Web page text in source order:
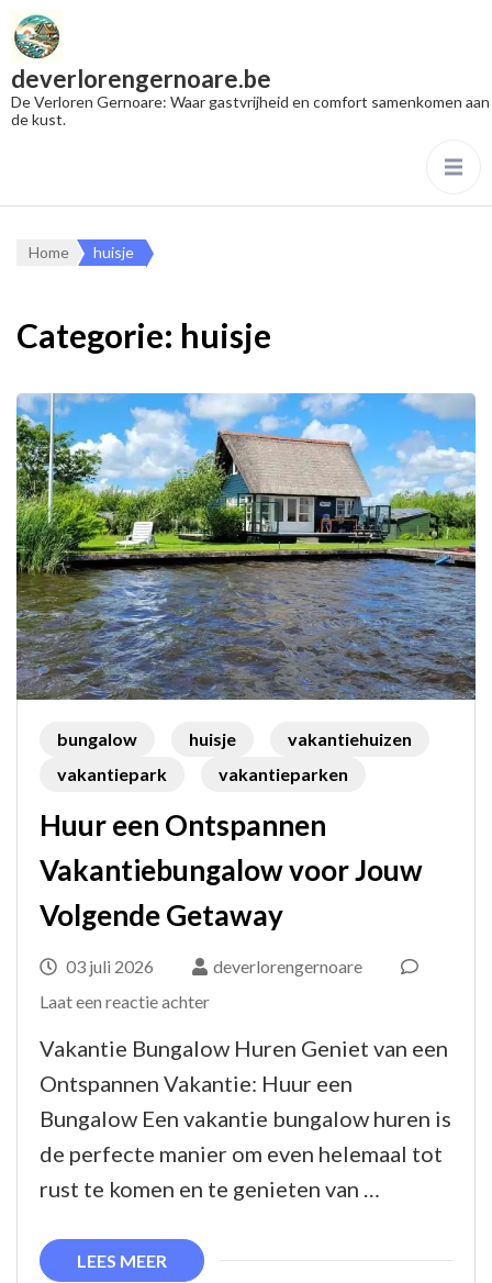
deverlorengernoare.be
De Verloren Gernoare: Waar gastvrijheid en comfort samenkomen aan
de kust.
Home huisje
Categorie: huisje
bungalow huisje
vakantiehuizen
vakantiepark
vakantieparken
Huur een Ontspannen
Vakantiebungalow voor Jouw
Volgende Getaway
03 juli 2026
deverlorengernoare
Laat een reactie achterop
Vakantie Bungalow Huren Geniet van een
Ontspannen Vakantie: Huur een
Bungalow Een vakantie bungalow huren is
de perfecte manier om even helemaal tot
rust te komen en te genieten van …
LEES MEER